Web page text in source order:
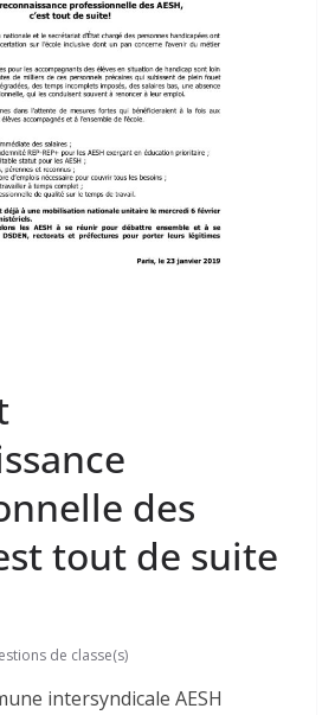
des
tout de suite
de classe(s)
intersyndicale AESH